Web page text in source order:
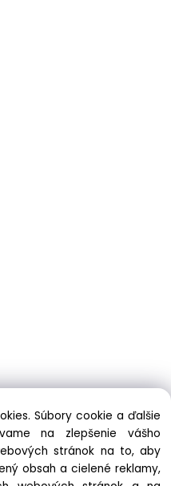
Súbory cookie a ďalšie
na zlepšenie vášho
stránok na to, aby
obsah a cielené reklamy,